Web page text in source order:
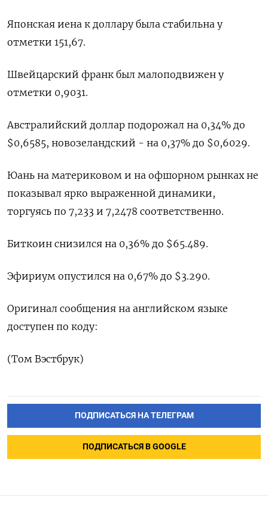
Японская иена к доллару была стабильна у
отметки 151,67.
Швейцарский франк был малоподвижен у
отметки 0,9031​.
Австралийский доллар подорожал на 0,34% до
$0,6585​, новозеландский - на 0,37% до $0,6029​.
Юань на материковом и на офшорном рынках не
показывал ярко выраженной динамики,
торгуясь по 7,233​ и 7,2478 соответственно.
Биткоин снизился на 0,36% до $65.489.
Эфириум опустился на 0,67% до $3.290.
Оригинал сообщения на английском языке
доступен по коду:
(Том Вэстбрук)
ПОДПИСАТЬСЯ НА ТЕЛЕГРАМ
ПОДПИСАТЬСЯ В GOOGLE